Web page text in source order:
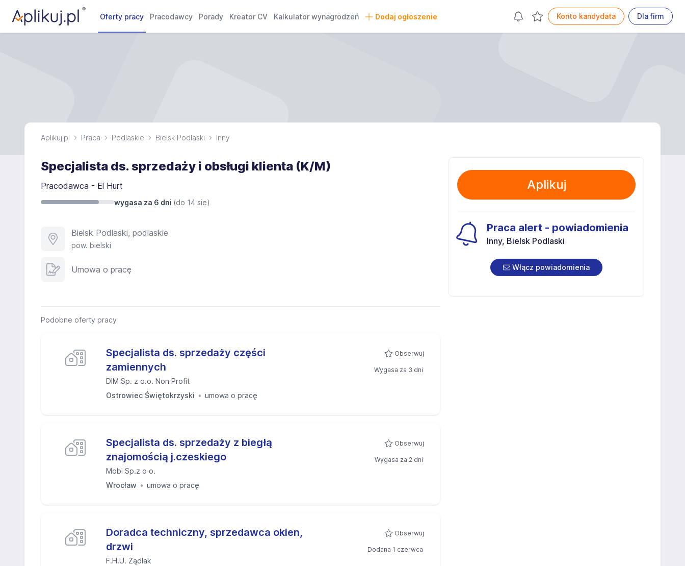
Oferty pracy Pracodawcy Porady Kreator CV Kalkulator wynagrodzeń Dodaj ogłoszenie Konto kandydata Dla firm
Aplikuj.pl Praca Podlaskie Bielsk Podlaski Inny
Specjalista ds. sprzedaży i obsługi klienta (K/M)
Pracodawca - El Hurt
wygasa za 6 dni (do 14 sie)
Bielsk Podlaski, podlaskie
pow. bielski
Umowa o pracę
Podobne oferty pracy
Specjalista ds. sprzedaży części
zamiennych
DIM Sp. z o.o. Non Profit
Ostrowiec Świętokrzyski
umowa o pracę
Obserwuj
Wygasa za 3 dni
Specjalista ds. sprzedaży z biegłą
znajomością j.czeskiego
Mobi Sp.z o o.
Wrocław
umowa o pracę
Obserwuj
Wygasa za 2 dni
Doradca techniczny, sprzedawca okien,
drzwi
F.H.U. Żądlak
Obserwuj
Dodana 1 czerwca
Aplikuj
Praca alert - powiadomienia
Inny, Bielsk Podlaski
Włącz powiadomienia